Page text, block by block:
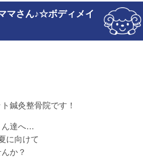
マさん♪☆ボディメイ
鍼灸整骨院です！
ん達へ…
に向けて
か？